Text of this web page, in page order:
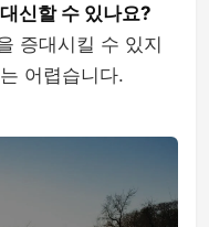
신할 수 있나요?
증대시킬 수 있지
어렵습니다.